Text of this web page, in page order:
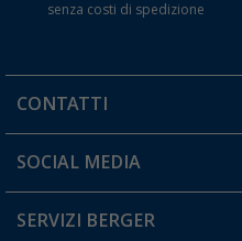
senza costi di spedizione
CONTATTI
Orari di apertura del servizio:
Hai una domanda?
SOCIAL MEDIA
SERVIZI BERGER